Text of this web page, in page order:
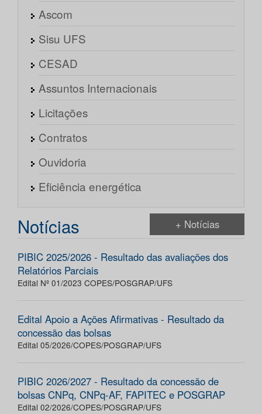
Ascom
Sisu UFS
CESAD
Assuntos Internacionais
Licitações
Contratos
Ouvidoria
Eficiência energética
Notícias + Notícias
PIBIC 2025/2026 - Resultado das avaliações dos
Relatórios Parciais
Edital Nº 01/2023 COPES/POSGRAP/UFS
Edital Apoio a Ações Afirmativas - Resultado da
concessão das bolsas
Edital 05/2026/COPES/POSGRAP/UFS
PIBIC 2026/2027 - Resultado da concessão de
bolsas CNPq, CNPq-AF, FAPITEC e POSGRAP
Edital 02/2026/COPES/POSGRAP/UFS